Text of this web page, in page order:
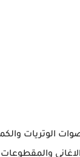
الوتريات